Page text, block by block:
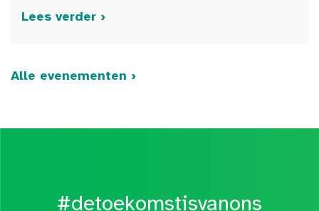
Lees verder ›
Alle evenementen ›
#detoekomstisvanons